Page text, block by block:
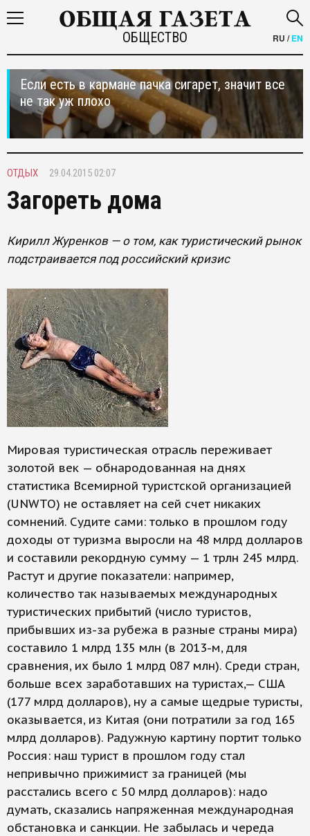
ОБЩЕСТВО RU /EN
Если есть в кармане пачка сигарет, значит все
не так уж плохо
ОТДЫХ 29.04.2015 02:07
Загореть дома
Кирилл Журенков — о том, как туристический рынок
подстраивается под российский кризис
Мировая туристическая отрасль переживает
золотой век — обнародованная на днях
статистика Всемирной туристской организацией
(UNWTO) не оставляет на сей счет никаких
сомнений. Судите сами: только в прошлом году
доходы от туризма выросли на 48 млрд долларов
и составили рекордную сумму — 1 трлн 245 млрд.
Растут и другие показатели: например,
количество так называемых международных
туристических прибытий (число туристов,
прибывших из-за рубежа в разные страны мира)
составило 1 млрд 135 млн (в 2013-м, для
сравнения, их было 1 млрд 087 млн). Среди стран,
больше всех заработавших на туристах,— США
(177 млрд долларов), ну а самые щедрые туристы,
оказывается, из Китая (они потратили за год 165
млрд долларов). Радужную картину портит только
Россия: наш турист в прошлом году стал
непривычно прижимист за границей (мы
расстались всего с 50 млрд долларов): надо
думать, сказались напряженная международная
обстановка и санкции. Не забылась и череда